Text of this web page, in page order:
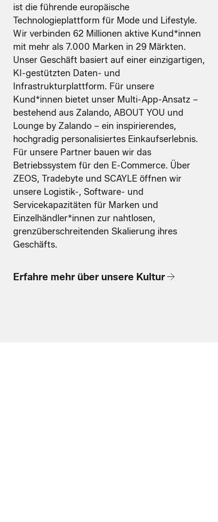
ist die führende europäische
Technologieplattform für Mode und Lifestyle.
Wir verbinden 62 Millionen aktive Kund*innen
mit mehr als 7.000 Marken in 29 Märkten.
Unser Geschäft basiert auf einer einzigartigen,
KI-gestützten Daten- und
Infrastrukturplattform. Für unsere
Kund*innen bietet unser Multi-App-Ansatz –
bestehend aus Zalando, ABOUT YOU und
Lounge by Zalando – ein inspirierendes,
hochgradig personalisiertes Einkaufserlebnis.
Für unsere Partner bauen wir das
Betriebssystem für den E-Commerce. Über
ZEOS, Tradebyte und SCAYLE öffnen wir
unsere Logistik-, Software- und
Servicekapazitäten für Marken und
Einzelhändler*innen zur nahtlosen,
grenzüberschreitenden Skalierung ihres
Geschäfts.
Erfahre mehr über unsere Kultur